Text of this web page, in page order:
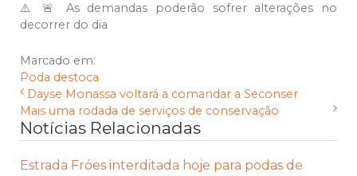
⚠️ 🚨 As demandas poderão sofrer alterações no
decorrer do dia
Marcado em:
Poda destoca
Dayse Monassa voltará a comandar a Seconser
Mais uma rodada de serviços de conservação
Notícias Relacionadas
Estrada Fróes interditada hoje para podas de